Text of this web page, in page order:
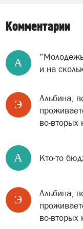
Комментарии
A
и на
Э
Альбина,
во-вторых
A Кто-то
Э
Альбина,
во-вторых